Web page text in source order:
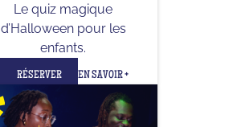
Le quiz magique
d’Halloween pour les
enfants.
RÉSERVER EN SAVOIR +